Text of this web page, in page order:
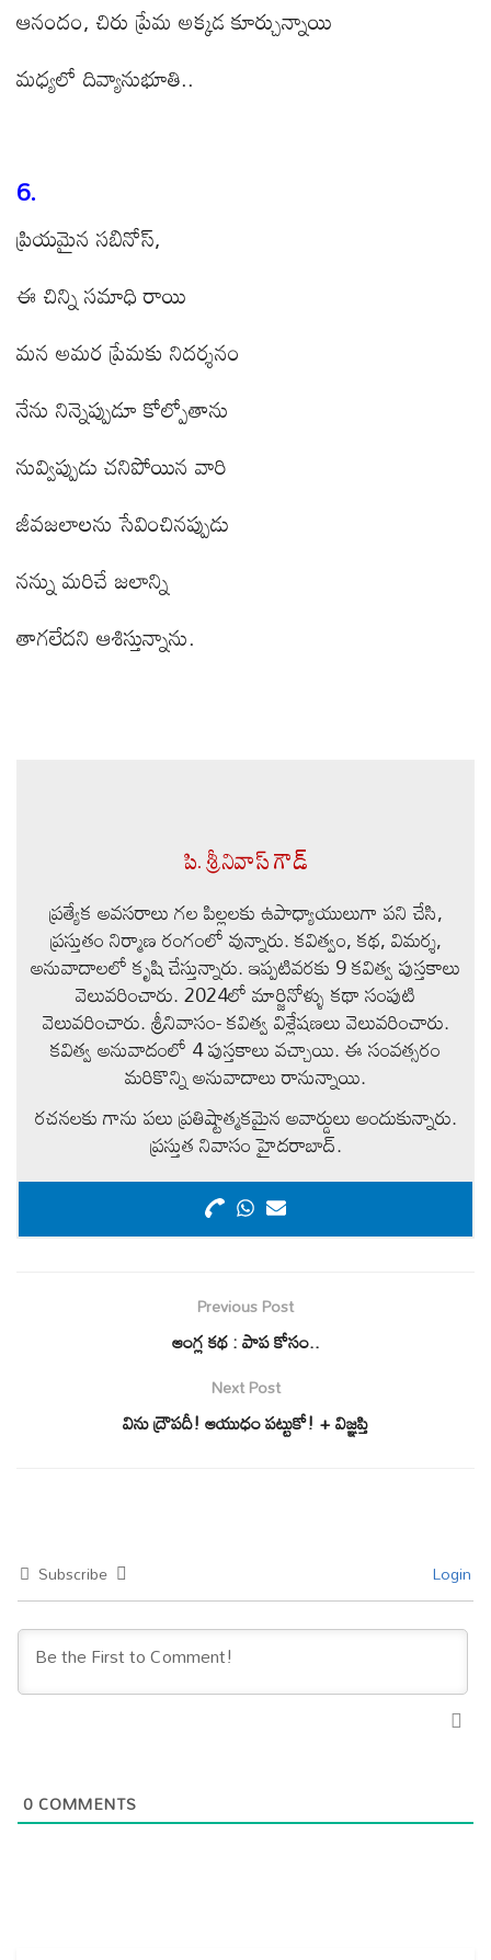
ఆనందం, చిరు ప్రేమ అక్కడ కూర్చున్నాయి
మధ్యలో దివ్యానుభూతి..
6.
ప్రియమైన సబినోస్,
ఈ చిన్ని సమాధి రాయి
మన అమర ప్రేమకు నిదర్శనం
నేను నిన్నెప్పుడూ కోల్పోతాను
నువ్విప్పుడు చనిపోయిన వారి
జీవజలాలను సేవించినప్పుడు
నన్ను మరిచే జలాన్ని
తాగలేదని ఆశిస్తున్నాను.
పి. శ్రీనివాస్ గౌడ్
ప్రత్యేక అవసరాలు గల పిల్లలకు ఉపాధ్యాయులుగా పని చేసి,
ప్రస్తుతం నిర్మాణ రంగంలో వున్నారు. కవిత్వం, కథ, విమర్శ,
అనువాదాలలో కృషి చేస్తున్నారు. ఇప్పటివరకు 9 కవిత్వ పుస్తకాలు
వెలువరించారు. 2024లో మార్జినోళ్ళు కథా సంపుటి
వెలువరించారు. శ్రీనివాసం- కవిత్వ విశ్లేషణలు వెలువరించారు.
కవిత్వ అనువాదంలో 4 పుస్తకాలు వచ్చాయి. ఈ సంవత్సరం
మరికొన్ని అనువాదాలు రానున్నాయి.
రచనలకు గాను పలు ప్రతిష్టాత్మకమైన అవార్డులు అందుకున్నారు.
ప్రస్తుత నివాసం హైదరాబాద్.
Previous Post
ఆంగ్ల కథ : పాప కోసం..
Next Post
విను ద్రౌపదీ! ఆయుధం పట్టుకో! + విజ్ఞప్తి
Subscribe Login
0 COMMENTS